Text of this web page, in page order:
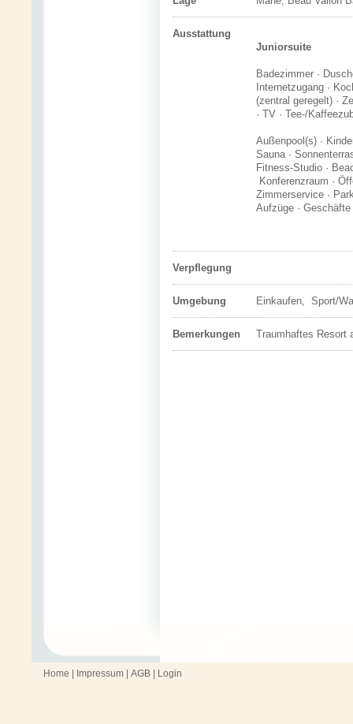
Ausstattung
Juniorsuite
Badezimmer ·
Internetzugang ·
(zentral geregelt) ·
· TV · Tee-/
Außenpool(s) ·
Sauna ·
Fitness-Studio ·
Konferenzraum ·
Zimmerservice ·
Aufzüge ·
Verpflegung
Umgebung Einkaufen, Sport/
Bemerkungen Traumhaftes Resort
Home Impressum AGB Login